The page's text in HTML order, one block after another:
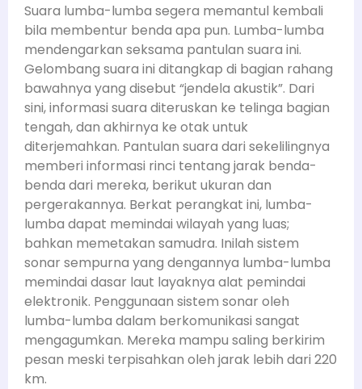
Suara lumba-lumba segera memantul kembali
bila membentur benda apa pun. Lumba-lumba
mendengarkan seksama pantulan suara ini.
Gelombang suara ini ditangkap di bagian rahang
bawahnya yang disebut “jendela akustik”. Dari
sini, informasi suara diteruskan ke telinga bagian
tengah, dan akhirnya ke otak untuk
diterjemahkan. Pantulan suara dari sekelilingnya
memberi informasi rinci tentang jarak benda-
benda dari mereka, berikut ukuran dan
pergerakannya. Berkat perangkat ini, lumba-
lumba dapat memindai wilayah yang luas;
bahkan memetakan samudra. Inilah sistem
sonar sempurna yang dengannya lumba-lumba
memindai dasar laut layaknya alat pemindai
elektronik. Penggunaan sistem sonar oleh
lumba-lumba dalam berkomunikasi sangat
mengagumkan. Mereka mampu saling berkirim
pesan meski terpisahkan oleh jarak lebih dari 220
km.